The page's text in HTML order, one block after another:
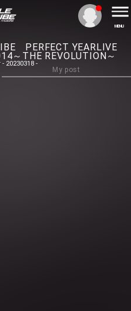
MENU
PERFECT YEARLIVE
～THE REVOLUTION～
20230318 -
My post